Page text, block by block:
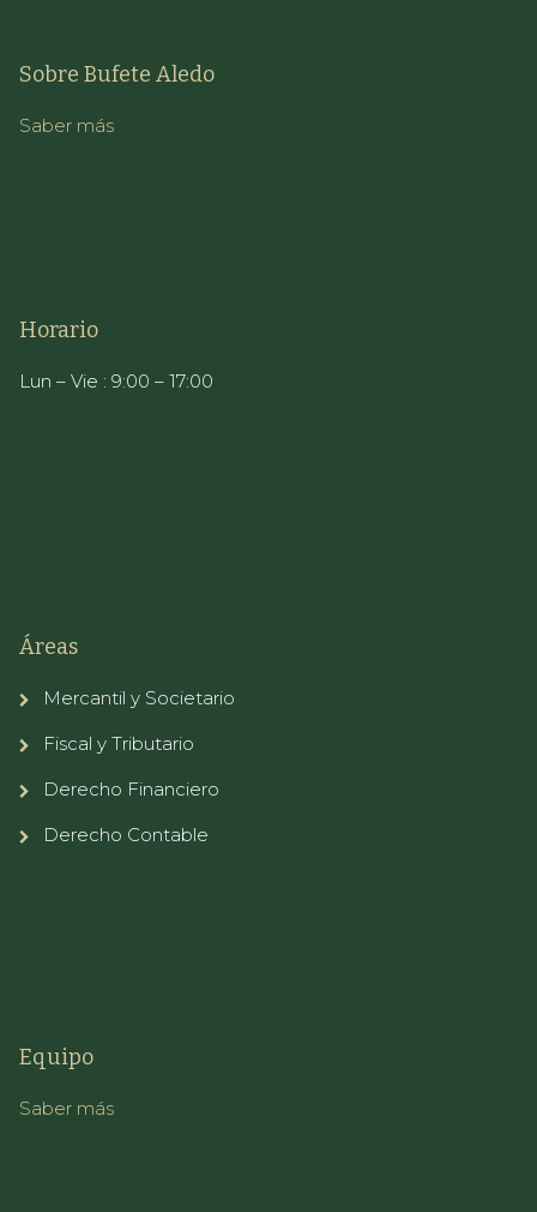
Sobre Bufete Aledo
Saber más
Horario
Lun – Vie : 9:00 – 17:00
Áreas
Mercantil y Societario
Fiscal y Tributario
Derecho Financiero
Derecho Contable
Equipo
Saber más